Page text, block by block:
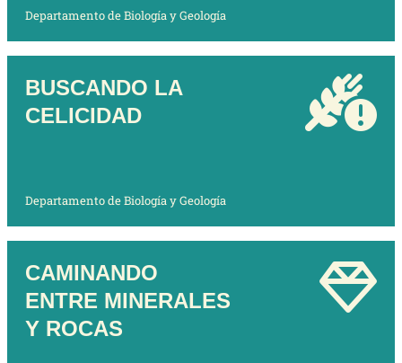
Departamento de Biología y Geología
BUSCANDO LA
CELICIDAD
Departamento de Biología y Geología
CAMINANDO
ENTRE MINERALES
Y ROCAS